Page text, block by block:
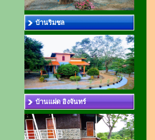
บ้านริมชล
บ้านแฝด อิงจันทร์